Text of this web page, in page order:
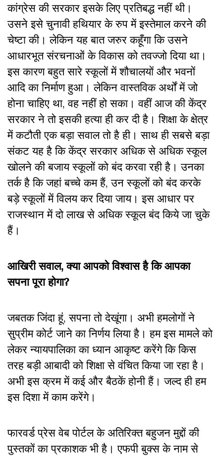
कांग्रेस की सरकार इसके लिए प्रतिबद्ध नहीं थी।
उसने इसे चुनावी हथियार के रुप में इस्तेमाल करने की
चेष्टा की। लेकिन यह बात जरुर कहूँगा कि उसने
आधारभूत संरचनाओं के विकास को तवज्जो दिया था।
इस कारण बहुत सारे स्कूलों में शौचालयों और भवनों
आदि का निर्माण हुआ। लेकिन वास्तविक अर्थों में जो
होना चाहिए था, वह नहीं हो सका। वहीं आज की केंद्र
सरकार ने तो इसकी हत्या ही कर दी है। शिक्षा के क्षेत्र
में कटौती एक बड़ा सवाल तो है ही। साथ ही सबसे बड़ा
संकट यह है कि केंद्र सरकार अधिक से अधिक स्कूल
खोलने की बजाय स्कूलों को बंद करवा रही है। उनका
तर्क है कि जहां बच्चे कम हैं, उन स्कूलों को बंद करके
बड़े स्कूलों में विलय कर दिया जाय। इस आधार पर
राजस्थान में दो लाख से अधिक स्कूल बंद किये जा चुके
हैं।
आखिरी सवाल,क्या आपको विश्वास है कि आपका
सपना पूरा होगा?
जबतक जिंदा हूं, सपना तो देखूंगा। अभी हमलोगों ने
सुप्रीम कोर्ट जाने का निर्णय लिया है। हम इस मामले को
लेकर न्यायपालिका का ध्यान आकृष्ट करेंगे कि किस
तरह बड़ी आबादी को शिक्षा से वंचित किया जा रहा है।
अभी इस क्रम में कई और बैठकें होनी हैं। जल्द ही हम
इस दिशा में काम करेंगे।
फारवर्ड प्रेस वेब पोर्टल के अतिरिक्‍त बहुजन मुद्दों की
पुस्‍तकों का प्रकाशक भी है। एफपी बुक्‍स के नाम से